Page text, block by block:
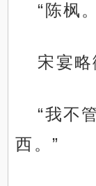
“陈枫
宋宴略
“我不
西。”